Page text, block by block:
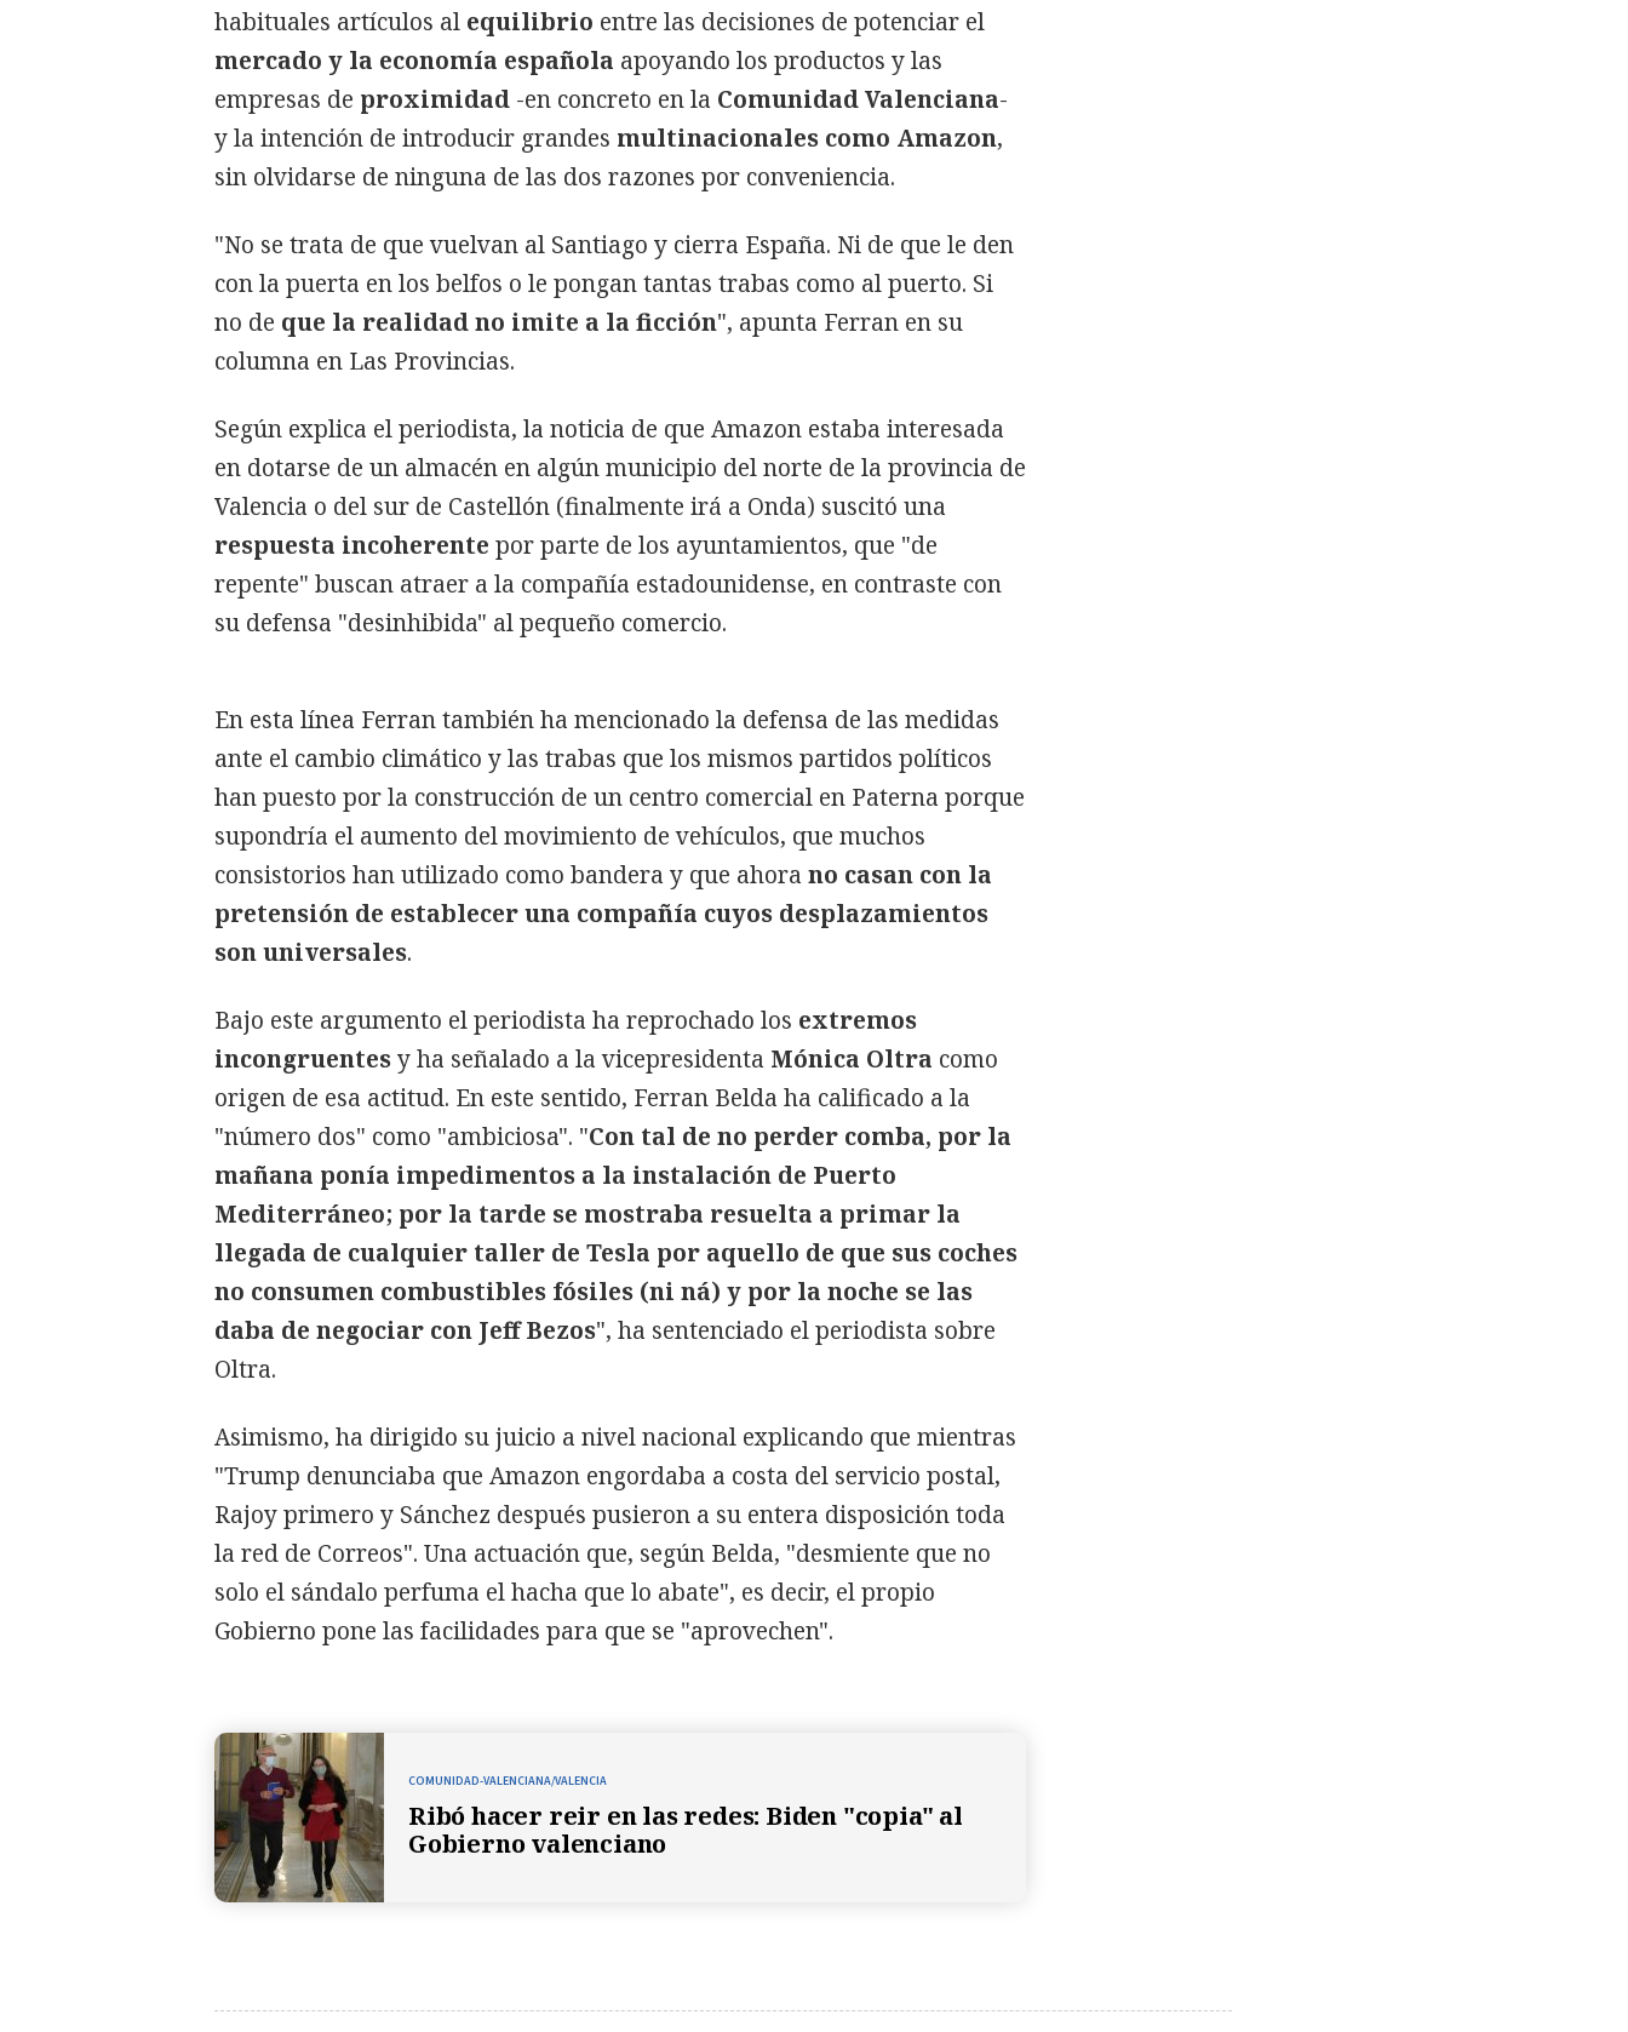
habituales artículos al equilibrio entre las decisiones de potenciar el
mercado y la economía española apoyando los productos y las
empresas de proximidad -en concreto en la Comunidad Valenciana-
y la intención de introducir grandes multinacionales como Amazon,
sin olvidarse de ninguna de las dos razones por conveniencia.
"No se trata de que vuelvan al Santiago y cierra España. Ni de que le den
con la puerta en los belfos o le pongan tantas trabas como al puerto. Si
no de que la realidad no imite a la ficción", apunta Ferran en su
columna en Las Provincias.
Según explica el periodista, la noticia de que Amazon estaba interesada
en dotarse de un almacén en algún municipio del norte de la provincia de
Valencia o del sur de Castellón (finalmente irá a Onda) suscitó una
respuesta incoherente por parte de los ayuntamientos, que "de
repente" buscan atraer a la compañía estadounidense, en contraste con
su defensa "desinhibida" al pequeño comercio.
En esta línea Ferran también ha mencionado la defensa de las medidas
ante el cambio climático y las trabas que los mismos partidos políticos
han puesto por la construcción de un centro comercial en Paterna porque
supondría el aumento del movimiento de vehículos, que muchos
consistorios han utilizado como bandera y que ahora no casan con la
pretensión de establecer una compañía cuyos desplazamientos
son universales.
Bajo este argumento el periodista ha reprochado los extremos
incongruentesy ha señalado a la vicepresidenta Mónica Oltra como
origen de esa actitud. En este sentido, Ferran Belda ha calificado a la
"número dos" como "ambiciosa". "Con tal de no perder comba, por la
mañana ponía impedimentos a la instalación de Puerto
Mediterráneo; por la tarde se mostraba resuelta a primar la
llegada de cualquier taller de Tesla por aquello de que sus coches
no consumen combustibles fósiles (ni ná) y por la noche se las
daba de negociar con Jeff Bezos", ha sentenciado el periodista sobre
Oltra.
Asimismo, ha dirigido su juicio a nivel nacional explicando que mientras
"Trump denunciaba que Amazon engordaba a costa del servicio postal,
Rajoy primero y Sánchez después pusieron a su entera disposición toda
la red de Correos". Una actuación que, según Belda, "desmiente que no
solo el sándalo perfuma el hacha que lo abate", es decir, el propio
Gobierno pone las facilidades para que se "aprovechen".
COMUNIDAD-VALENCIANA/VALENCIA
Ribó hacer reir en las redes: Biden "copia" al
Gobierno valenciano